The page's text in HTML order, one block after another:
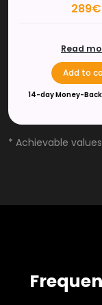
289€
Read
Add to
14-day Money-
* Achievable values